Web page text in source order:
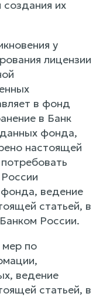
их
у
лицензии
в фонд
в Банк
фонда,
настоящей
ведение
статьей, в
России.
мер по
ведение
статьей, в